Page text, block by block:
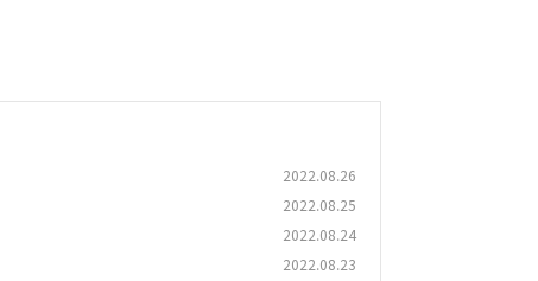
2022.08.26
2022.08.25
2022.08.24
2022.08.23